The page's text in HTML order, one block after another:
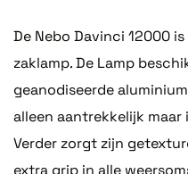
De Nebo Davinci 12000
zaklamp. De Lamp
geanodiseerde
alleen aantrekkelijk
Verder zorgt zijn